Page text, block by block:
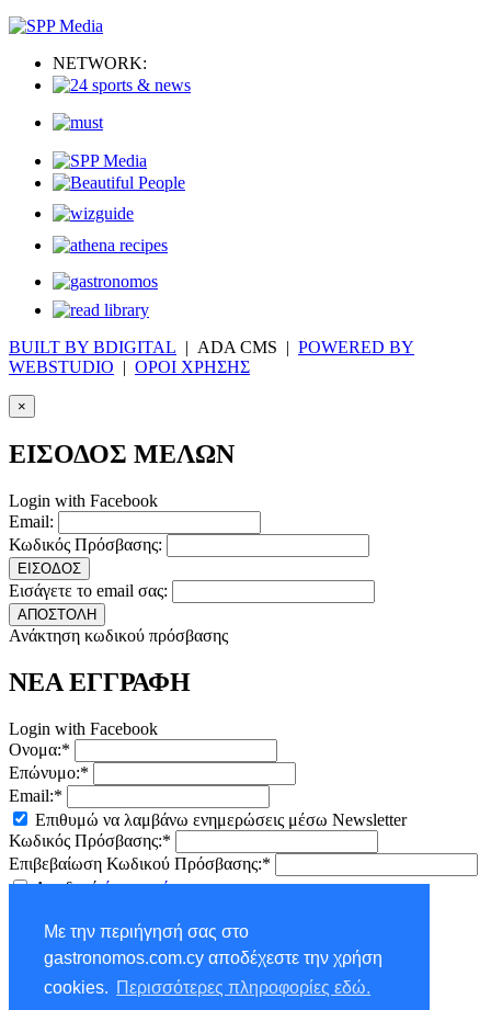
Με την περιήγησή σας στο
gastronomos.com.cy αποδέχεστε την χρήση
cookies. Περισσότερες πληροφορίες εδώ.
NETWORK:
BUILT BY BDIGITAL | ADA CMS | POWERED BY
WEBSTUDIO | ΟΡΟΙ ΧΡΗΣΗΣ
×
ΕΙΣΟΔΟΣ ΜΕΛΩΝ
Login with Facebook
Email:
Κωδικός Πρόσβασης:
ΕΙΣΟΔΟΣ
Εισάγετε το email σας:
ΑΠΟΣΤΟΛΗ
Ανάκτηση κωδικού πρόσβασης
ΝΕΑ ΕΓΓΡΑΦΗ
Login with Facebook
Ονομα:*
Επώνυμο:*
Email:*
Επιθυμώ να λαμβάνω ενημερώσεις μέσω Newsletter
Κωδικός Πρόσβασης:*
Επιβεβαίωση Κωδικού Πρόσβασης:*
Αποδοχήόρων χρήσης
NEWSLETTER - ΕΓΓΡΑΦΗ